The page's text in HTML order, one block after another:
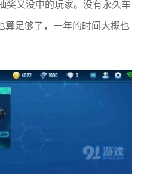
奖又没中的玩家。没有永久车
足够了，一年的时间大概也